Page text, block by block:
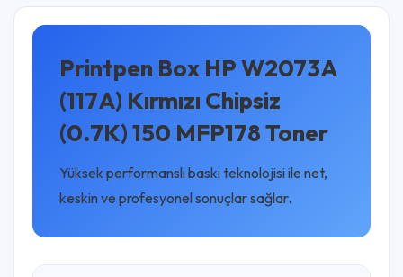
Printpen Box HP W2073A
(117A) Kırmızı Chipsiz
(0.7K) 150 MFP178 Toner
Yüksek performanslı baskı teknolojisi ile net,
keskin ve profesyonel sonuçlar sağlar.